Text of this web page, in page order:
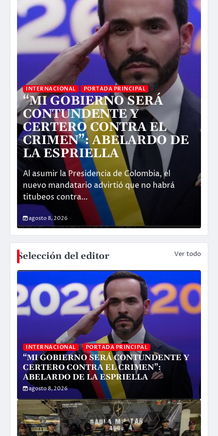
INTERNACIONAL PORTADA PRINCIPAL
“MI GOBIERNO SERÁ
CONTUNDENTE Y
CERTERO CONTRA EL
CRIMEN”: ABELARDO DE
LA ESPRIELLA
Al asumir la Presidencia de Colombia, el
nuevo mandatario advirtió que no habrá
titubeos contra…
agosto 8, 2026
Selección del editor Ver todo
INTERNACIONAL PORTADA PRINCIPAL
“MI GOBIERNO SERÁ CONTUNDENTE Y
CERTERO CONTRA EL CRIMEN”:
ABELARDO DE LA ESPRIELLA
agosto 8, 2026